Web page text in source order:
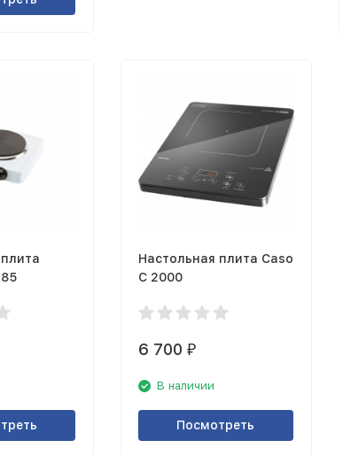
Настольная плита Caso
C 2000
6 700 ₽
В наличии
Посмотреть